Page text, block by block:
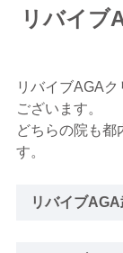
リバイブ
リバイブAGA
ございます。
どちらの院も都
す。
リバイブ